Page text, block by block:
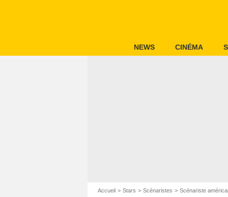
NEWS CINÉMA
Accueil Stars Scénaristes Scénariste